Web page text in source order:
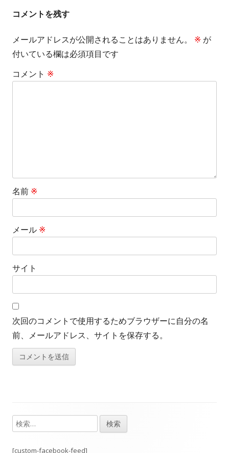
ナ
ゲ
ー
コメントを残す
メールアドレスが公開されることはありません。 ※ が
付いている欄は必須項目です
コメント ※
名前 ※
メール ※
サイト
次回のコメントで使用するためブラウザーに自分の名
前、メールアドレス、サイトを保存する。
メ
イ
検
索:
[custom-facebook-feed]